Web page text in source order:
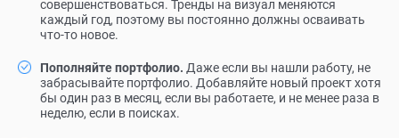
совершенствоваться. Тренды на визуал меняются
каждый год, поэтому вы постоянно должны осваивать
что-то новое.
Пополняйте портфолио. Даже если вы нашли работу, не
забрасывайте портфолио. Добавляйте новый проект хотя
бы один раз в месяц, если вы работаете, и не менее раза в
неделю, если в поисках.